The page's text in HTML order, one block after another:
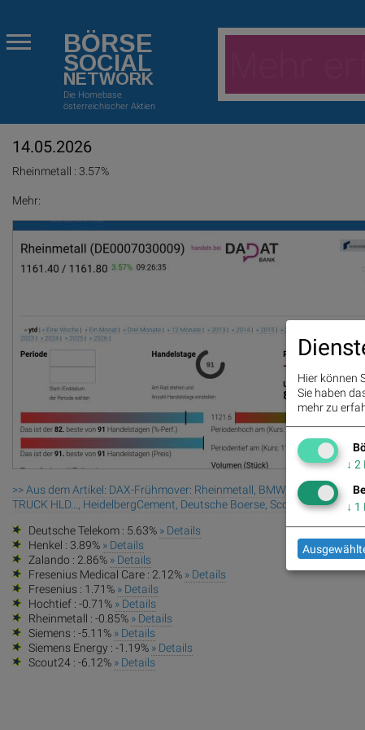
BÖRSE
SOCIAL
NETWORK
Die Homebase
österreichischer Aktien
14.05.2026
Rheinmetall : 3.57%
Mehr:
>> Aus dem Artikel: DAX-Frühmover: Rheinmetall, BMW, Volkswagen
TRUCK HLD..., HeidelbergCement, Deutsche Boerse, Scout24 und RWE
Deutsche Telekom : 5.63% » Details
Henkel : 3.89% » Details
Zalando : 2.86% » Details
Fresenius Medical Care : 2.12% » Details
Fresenius : 1.71% » Details
Hochtief : -0.71% » Details
Rheinmetall : -0.85% » Details
Siemens : -5.11% » Details
Siemens Energy : -1.19% » Details
Scout24 : -6.12% » Details
Hier können
Sie haben
mehr zu
↓ 2
↓ 1